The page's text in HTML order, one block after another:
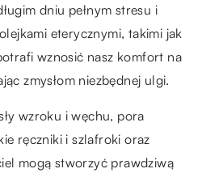
dniu pełnym stresu i
eterycznymi, takimi jak
wznosić nasz komfort na
zmysłom niezbędnej ulgi.
wzroku i węchu, pora
ręczniki i szlafroki oraz
mogą stworzyć prawdziwą